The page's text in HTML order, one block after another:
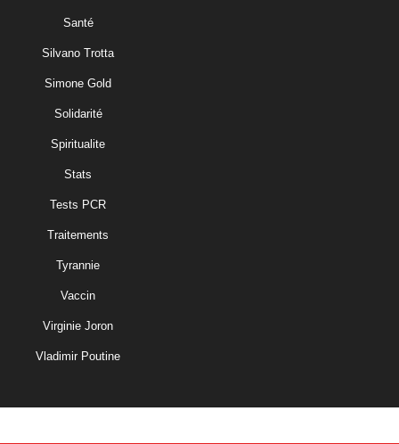
Santé
Silvano Trotta
Simone Gold
Solidarité
Spiritualite
Stats
Tests PCR
Traitements
Tyrannie
Vaccin
Virginie Joron
Vladimir Poutine